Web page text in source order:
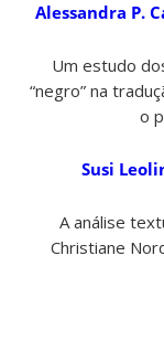
Alessandra P.
Um estudo
“negro” na
o
Susi
A análise
Christiane